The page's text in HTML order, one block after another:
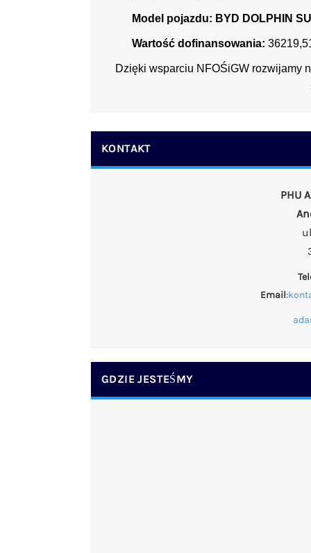
Model pojazdu: BYD DOLPHIN
Wartość dofinansowania:
Dzięki wsparciu NFOŚiGW rozwijamy
KONTAKT
PHU
Email:
GDZIE JESTEŚMY